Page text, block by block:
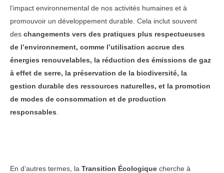
l’impact environnemental de nos activités humaines et à
promouvoir un développement durable. Cela inclut souvent
des changements vers des pratiques plus respectueuses
de l’environnement, comme l’utilisation accrue des
énergies renouvelables, la réduction des émissions de gaz
à effet de serre, la préservation de la biodiversité, la
gestion durable des ressources naturelles, et la promotion
de modes de consommation et de production
responsables
En d’autres termes, la Transition Écologique cherche à